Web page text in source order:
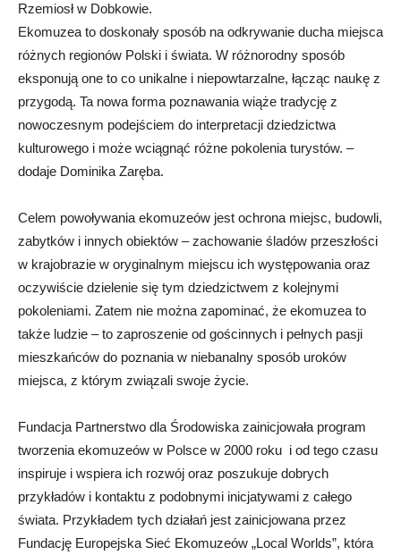
Rzemiosł w Dobkowie.
Ekomuzea to doskonały sposób na odkrywanie ducha miejsca
różnych regionów Polski i świata. W różnorodny sposób
eksponują one to co unikalne i niepowtarzalne, łącząc naukę z
przygodą. Ta nowa forma poznawania wiąże tradycję z
nowoczesnym podejściem do interpretacji dziedzictwa
kulturowego i może wciągnąć różne pokolenia turystów. –
dodaje Dominika Zaręba.
Celem powoływania ekomuzeów jest ochrona miejsc, budowli,
zabytków i innych obiektów – zachowanie śladów przeszłości
w krajobrazie w oryginalnym miejscu ich występowania oraz
oczywiście dzielenie się tym dziedzictwem z kolejnymi
pokoleniami. Zatem nie można zapominać, że ekomuzea to
także ludzie – to zaproszenie od gościnnych i pełnych pasji
mieszkańców do poznania w niebanalny sposób uroków
miejsca, z którym związali swoje życie.
Fundacja Partnerstwo dla Środowiska zainicjowała program
tworzenia ekomuzeów w Polsce w 2000 roku i od tego czasu
inspiruje i wspiera ich rozwój oraz poszukuje dobrych
przykładów i kontaktu z podobnymi inicjatywami z całego
świata. Przykładem tych działań jest zainicjowana przez
Fundację Europejska Sieć Ekomuzeów „Local Worlds”, która